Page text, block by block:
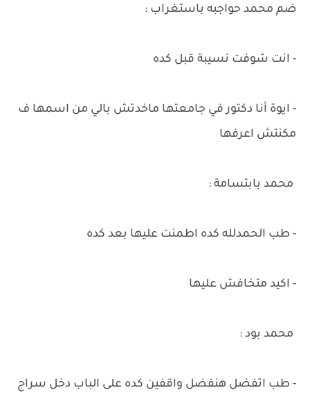
ضم محمد حواجبه باستغراب :
- انت شوفت نسيبة قبل كده
- ايوة أنا دكتور في جامعتها ماخدتش بالي من اسمها ف
مكنتش اعرفها
محمد بابتسامة :
- طب الحمدلله كده اطمنت عليها بعد كده
- اكيد متخافش عليها
محمد بود :
- طب اتفضل هنفضل واقفين كده على الباب دخل سراج